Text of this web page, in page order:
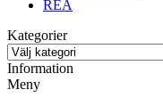
REA
Kategorier
Information
Meny